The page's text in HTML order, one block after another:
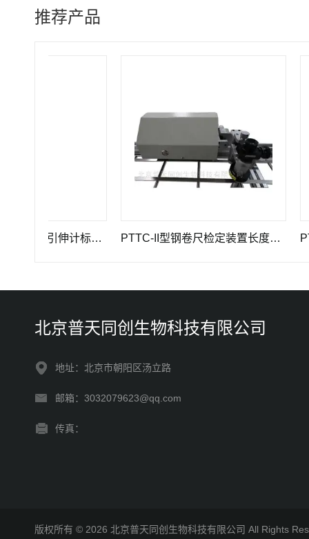
推荐产品
GWB-200JA型高精度引伸计标定仪长度计量器具 PTTC-II型钢卷尺检定装置长度计量仪器 PTTC
北京普天同创生物科技有限公司
地址：北京市朝阳区汤立路
邮箱：3032079623@qq.com
传真：
版权所有 © 2026 北京普天同创生物科技有限公司 All Rights